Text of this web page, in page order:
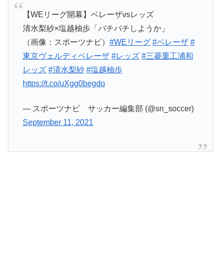
【WEリーグ開幕】ベレーザvsレッズ
清水梨紗×塩越柚歩「バチバチしようか」
（画像：スポーツナビ） #WEリーグ #ベレーザ #
東京ヴェルディベレーザ #レッズ #三菱重工浦和
レッズ #清水梨紗 #塩越柚歩
https://t.co/uXgg0begdo
— スポーツナビ サッカー編集部 (@sn_soccer)
September 11, 2021